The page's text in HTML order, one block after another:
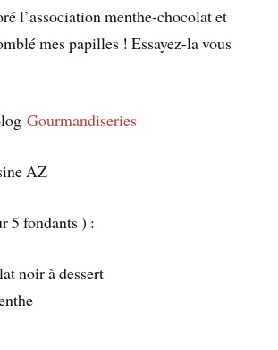
l’association menthe-chocolat et
mes papilles ! Essayez-la vous
Gourmandiseries
AZ
5 fondants ) :
noir à dessert